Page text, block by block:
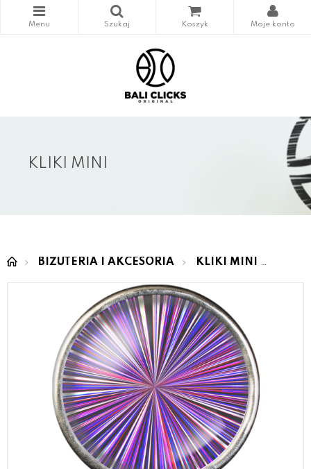
KLIKI MINI
BIŻUTERIA I AKCESORIA KLIKI MINI